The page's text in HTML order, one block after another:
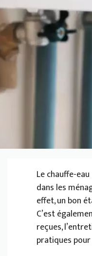
Le chauffe-
dans les
effet, un bon
C’est
reçues,
pratiques